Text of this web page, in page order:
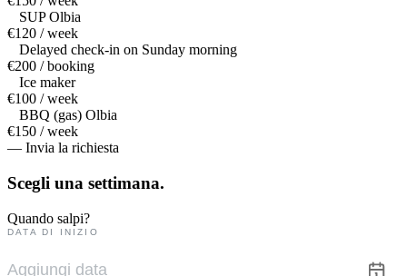
SUP Olbia
€120 / week
Delayed check-in on Sunday morning
€200 / booking
Ice maker
€100 / week
BBQ (gas) Olbia
€150 / week
— Invia la richiesta
Scegli una settimana.
Quando salpi?
DATA DI INIZIO